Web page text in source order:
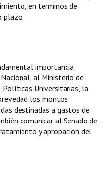
en términos de
plazo.
importancia
al Ministerio de
Políticas Universitarias, la
los montos
destinadas a gastos de
comunicar al Senado de
y aprobación del